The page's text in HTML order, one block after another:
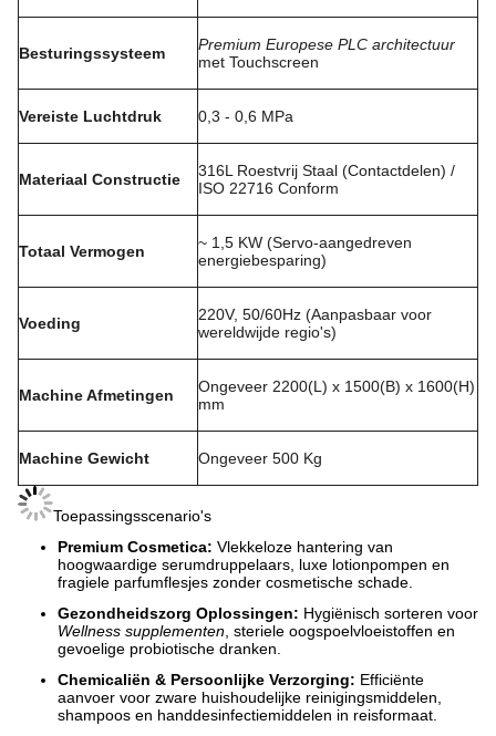
Besturingssysteem
Premium Europese PLC architectuur
met Touchscreen
Vereiste Luchtdruk 0,3 - 0,6 MPa
Materiaal Constructie
316L Roestvrij Staal (Contactdelen) /
ISO 22716 Conform
Totaal Vermogen
~ 1,5 KW (Servo-aangedreven
energiebesparing)
Voeding
220V, 50/60Hz (Aanpasbaar voor
wereldwijde regio's)
Machine Afmetingen
Ongeveer 2200(L) x 1500(B) x 1600(H)
mm
Machine Gewicht Ongeveer 500 Kg
Toepassingsscenario's
Premium Cosmetica: Vlekkeloze hantering van
hoogwaardige serumdruppelaars, luxe lotionpompen en
fragiele parfumflesjes zonder cosmetische schade.
Gezondheidszorg Oplossingen: Hygiënisch sorteren voor
Wellness supplementen , steriele oogspoelvloeistoffen en
gevoelige probiotische dranken.
Chemicaliën & Persoonlijke Verzorging: Efficiënte
aanvoer voor zware huishoudelijke reinigingsmiddelen,
shampoos en handdesinfectiemiddelen in reisformaat.